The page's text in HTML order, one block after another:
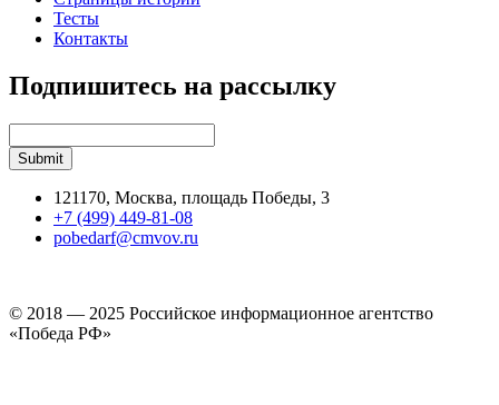
Тесты
Контакты
Подпишитесь на рассылку
121170, Москва, площадь Победы, 3
+7 (499) 449-81-08
pobedarf@cmvov.ru
© 2018 — 2025 Российское информационное агентство
«Победа РФ»